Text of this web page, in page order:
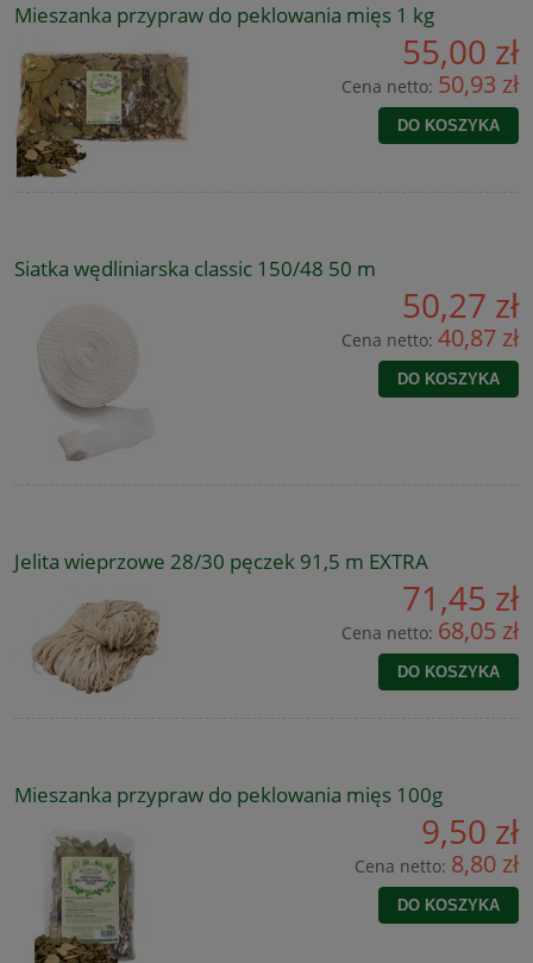
Mieszanka przypraw do peklowania mięs 1 kg
55,00 zł
Cena netto: 50,93 zł
DO KOSZYKA
Siatka wędliniarska classic 150/48 50 m
50,27 zł
Cena netto: 40,87 zł
DO KOSZYKA
Jelita wieprzowe 28/30 pęczek 91,5 m EXTRA
71,45 zł
Cena netto: 68,05 zł
DO KOSZYKA
Mieszanka przypraw do peklowania mięs 100g
9,50 zł
Cena netto: 8,80 zł
DO KOSZYKA